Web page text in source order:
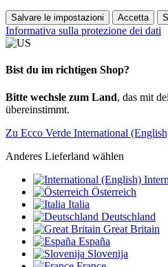
Salvare le impostazioni Accetta
Informativa sulla protezione dei dati
Bist du im richtigen Shop?
Bitte wechsle zum Land, das mit
übereinstimmt.
Zu Ecco Verde International
Anderes Lieferland wählen
Österreich
Italia
Deutschland
Great Britain
España
Slovenija